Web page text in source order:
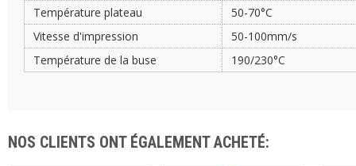
Température plateau
50-70°C
Vitesse d'impression
50-100mm/s
Température de la buse
190/230°C
NOS CLIENTS ONT ÉGALEMENT ACHETÉ: